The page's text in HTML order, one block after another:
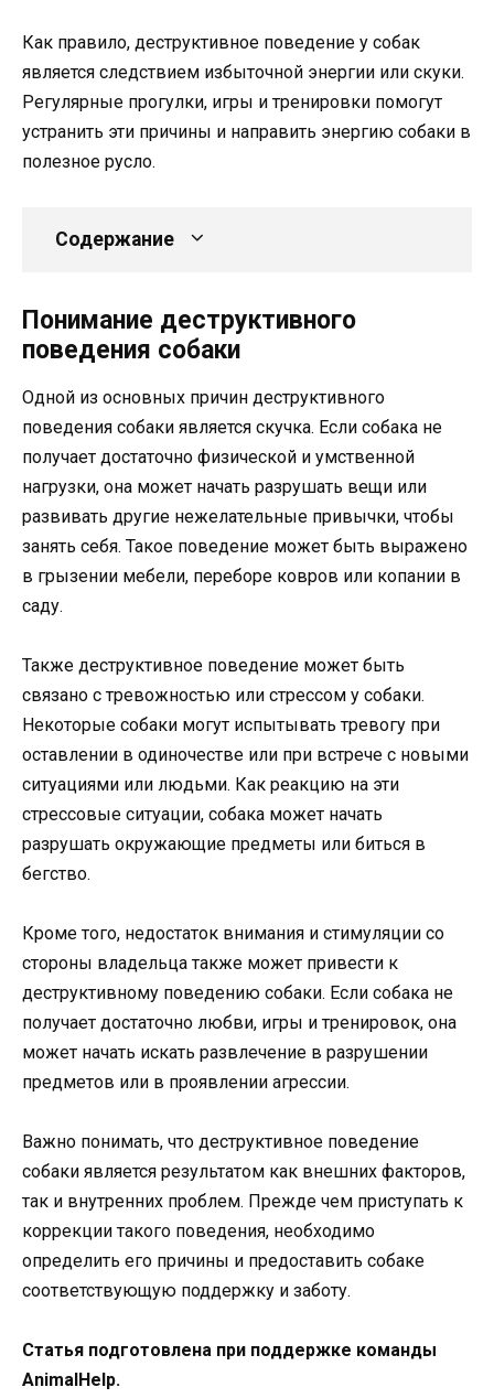
Как правило, деструктивное поведение у собак
является следствием избыточной энергии или скуки.
Регулярные прогулки, игры и тренировки помогут
устранить эти причины и направить энергию собаки в
полезное русло.
Содержание
Понимание деструктивного
поведения собаки
Одной из основных причин деструктивного
поведения собаки является скучка. Если собака не
получает достаточно физической и умственной
нагрузки, она может начать разрушать вещи или
развивать другие нежелательные привычки, чтобы
занять себя. Такое поведение может быть выражено
в грызении мебели, переборе ковров или копании в
саду.
Также деструктивное поведение может быть
связано с тревожностью или стрессом у собаки.
Некоторые собаки могут испытывать тревогу при
оставлении в одиночестве или при встрече с новыми
ситуациями или людьми. Как реакцию на эти
стрессовые ситуации, собака может начать
разрушать окружающие предметы или биться в
бегство.
Кроме того, недостаток внимания и стимуляции со
стороны владельца также может привести к
деструктивному поведению собаки. Если собака не
получает достаточно любви, игры и тренировок, она
может начать искать развлечение в разрушении
предметов или в проявлении агрессии.
Важно понимать, что деструктивное поведение
собаки является результатом как внешних факторов,
так и внутренних проблем. Прежде чем приступать к
коррекции такого поведения, необходимо
определить его причины и предоставить собаке
соответствующую поддержку и заботу.
Статья подготовлена при поддержке команды
AnimalHelp.